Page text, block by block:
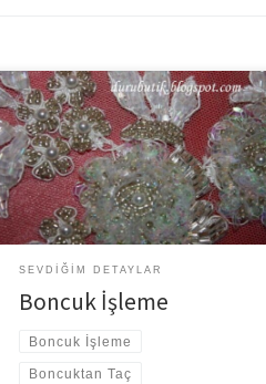
Bugün Ankara’da beyaz bir örtüyle
uyandık :) Sabah kar yağmış olduğunu
görmek çocuklar kadar mutlu etti
beni. Malum kar olunca […]
SEVDIĞIM DETAYLAR
Boncuk İşleme
Boncuk İşleme
Boncuktan Taç